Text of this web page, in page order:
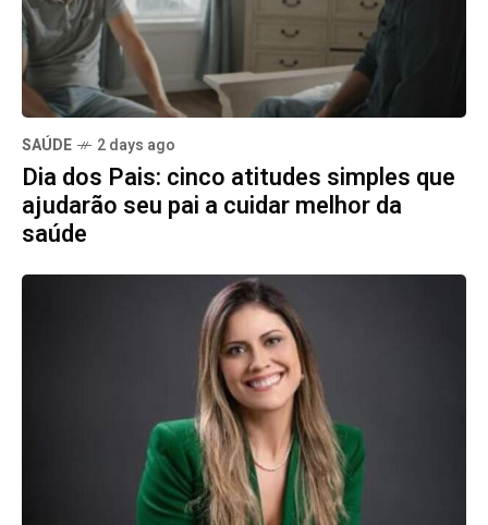
SAÚDE 2 days ago
Dia dos Pais: cinco atitudes simples que
ajudarão seu pai a cuidar melhor da
saúde